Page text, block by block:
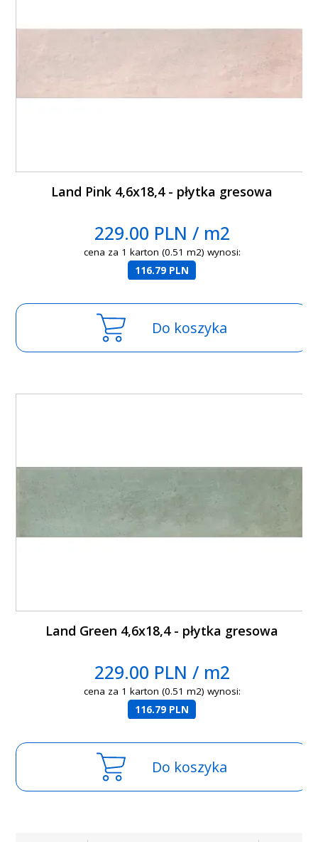
Land Pink 4,6x18,4 - płytka gresowa
229.00 PLN / m2
cena za 1 karton (0.51 m2) wynosi:
116.79 PLN
Do koszyka
Land Green 4,6x18,4 - płytka gresowa
229.00 PLN / m2
cena za 1 karton (0.51 m2) wynosi:
116.79 PLN
Do koszyka